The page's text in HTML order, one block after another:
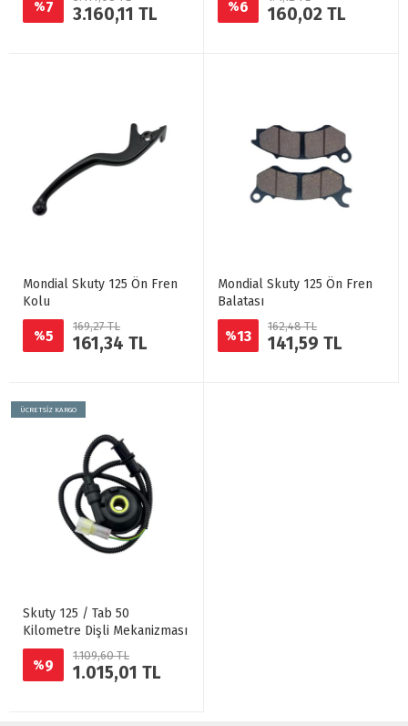
%7 3.160,11 TL %6 160,02 TL
Mondial Skuty 125 Ön Fren
Kolu
%5
169,27 TL
161,34 TL
Mondial Skuty 125 Ön Fren
Balatası
%13
162,48 TL
141,59 TL
ÜCRETSİZ KARGO
Skuty 125 / Tab 50
Kilometre Dişli Mekanizması
%9
1.109,60 TL
1.015,01 TL